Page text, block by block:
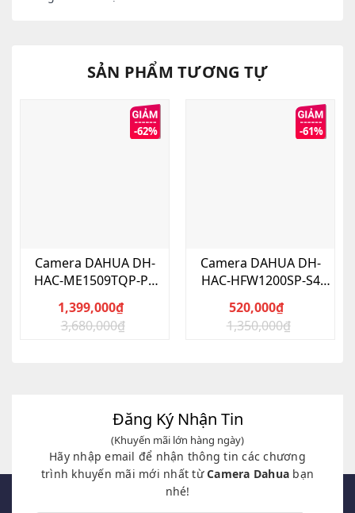
SẢN PHẨM TƯƠNG TỰ
-62%
Camera DAHUA DH-
HAC-ME1509TQP-PV
3,680,000₫
Giá
1,399,000₫
Giá
-61%
Camera DAHUA DH-
HAC-HFW1200SP-S4
1,350,000₫
Giá
520,000₫
Giá
Đăng Ký Nhận Tin
(Khuyến mãi lớn hàng ngày)
Hãy nhập email để nhận thông tin các chương
trình khuyến mãi mới nhất từCamera Dahua bạn
nhé!